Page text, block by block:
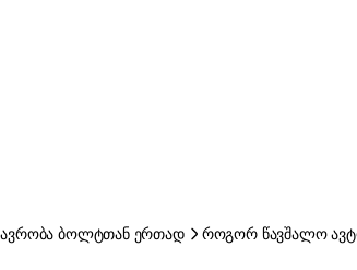
ბოლტთან ერთად როგორ წავშალო